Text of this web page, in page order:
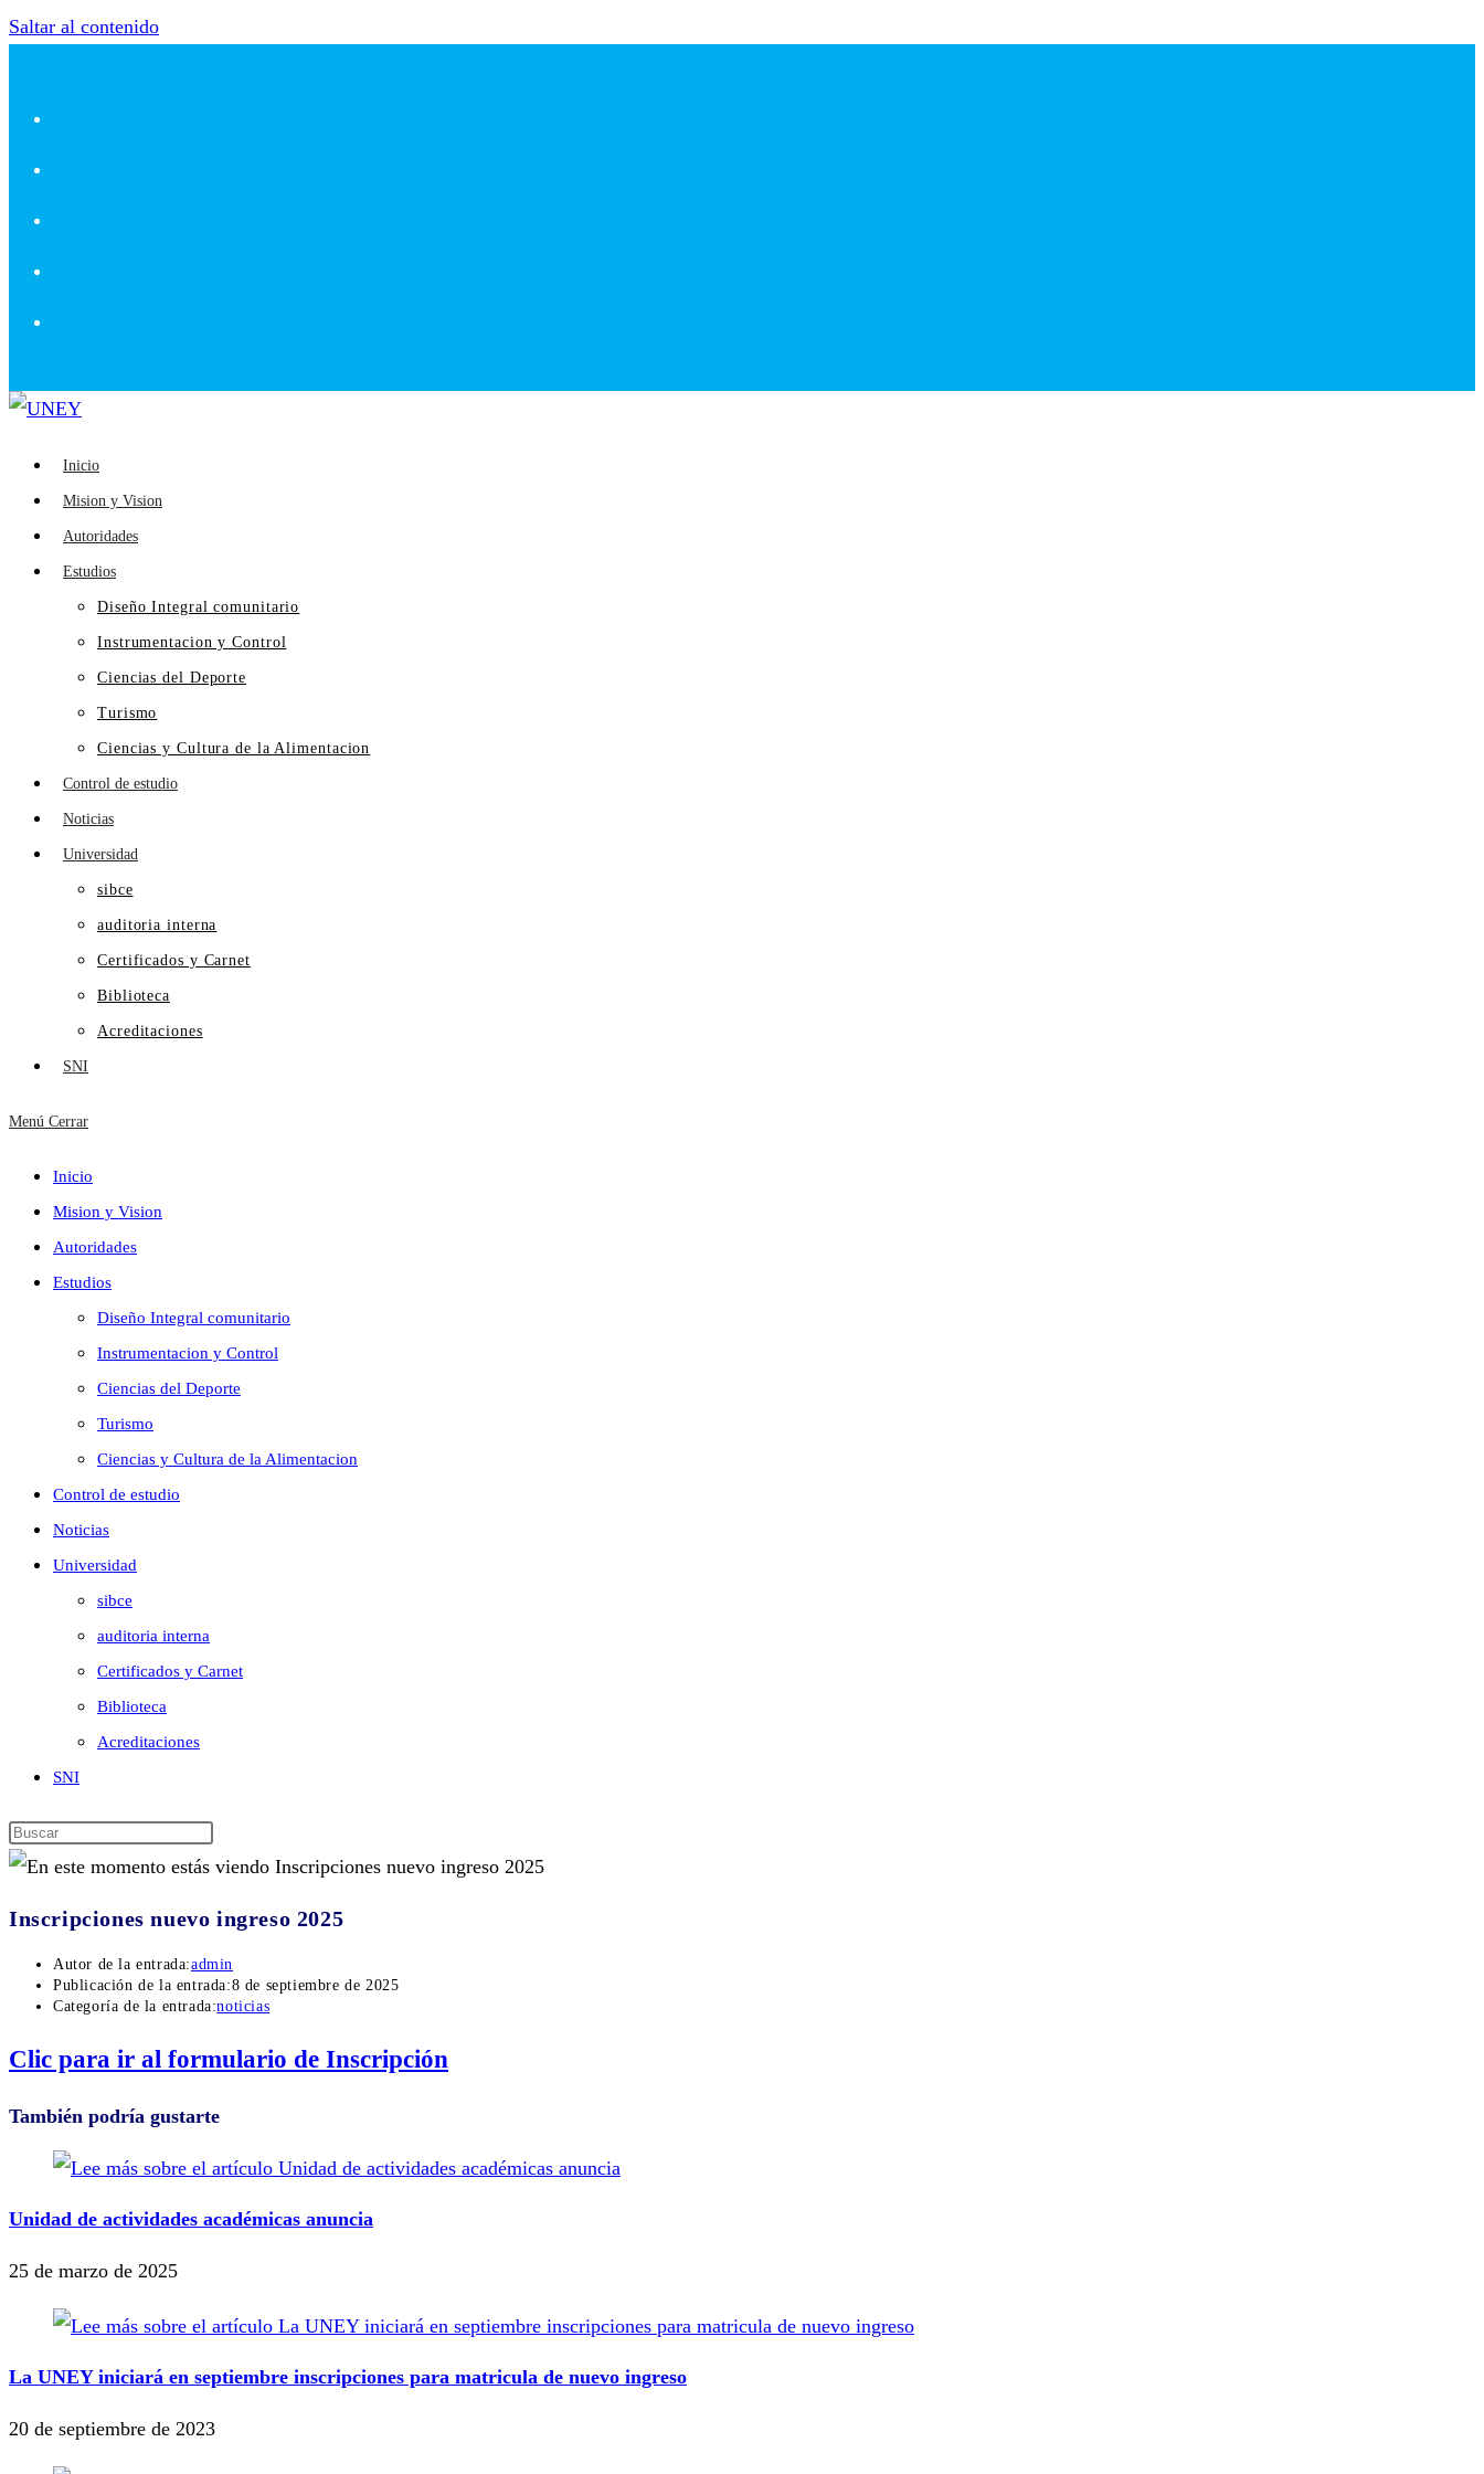
Saltar al contenido
Inicio
Mision y Vision
Autoridades
Estudios
Diseño Integral comunitario
Instrumentacion y Control
Ciencias del Deporte
Turismo
Ciencias y Cultura de la Alimentacion
Control de estudio
Noticias
Universidad
sibce
auditoria interna
Certificados y Carnet
Biblioteca
Acreditaciones
SNI
Menú Cerrar
Inicio
Mision y Vision
Autoridades
Estudios
Diseño Integral comunitario
Instrumentacion y Control
Ciencias del Deporte
Turismo
Ciencias y Cultura de la Alimentacion
Control de estudio
Noticias
Universidad
sibce
auditoria interna
Certificados y Carnet
Biblioteca
Acreditaciones
SNI
Inscripciones nuevo ingreso 2025
Autor de la entrada:admin
Publicación de la entrada:8 de septiembre de 2025
Categoría de la entrada:noticias
Clic para ir al formulario de Inscripción
También podría gustarte
Unidad de actividades académicas anuncia
25 de marzo de 2025
La UNEY iniciará en septiembre inscripciones para matricula de nuevo ingreso
20 de septiembre de 2023